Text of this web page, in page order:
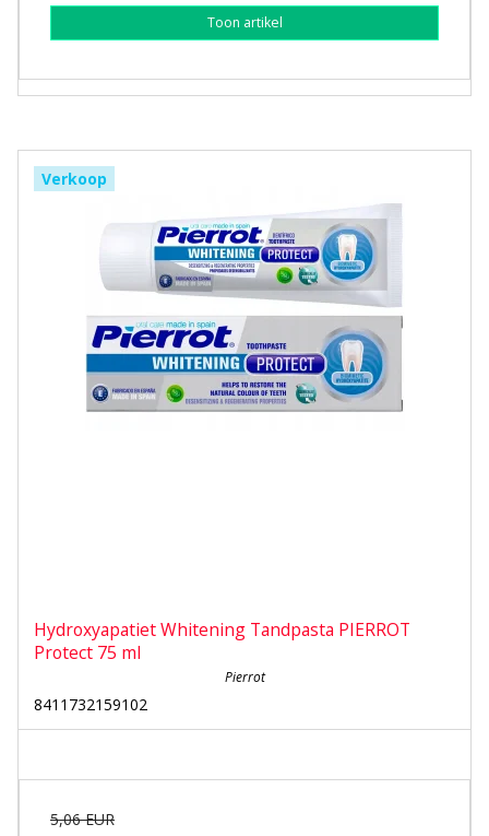
Toon artikel
Verkoop
Hydroxyapatiet Whitening Tandpasta PIERROT
Protect 75 ml
Pierrot
8411732159102
5,06 EUR